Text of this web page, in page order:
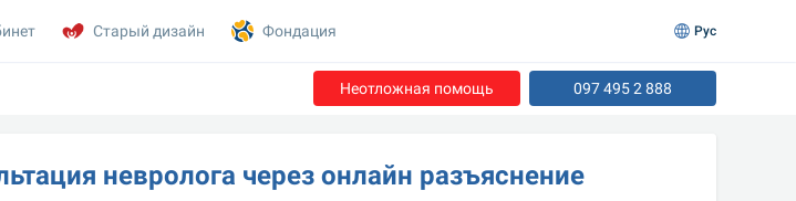
Неотложная помощь 097 495 2 888
невролога через онлайн разъяснение
Старый дизайн Фондация Рус